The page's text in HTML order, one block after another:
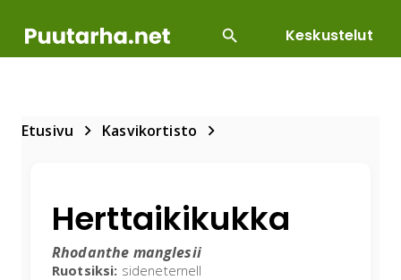
Keskustelut
Etusivu Kasvikortisto
Herttaikikukka
Rhodanthe manglesii
Ruotsiksi: sideneternell